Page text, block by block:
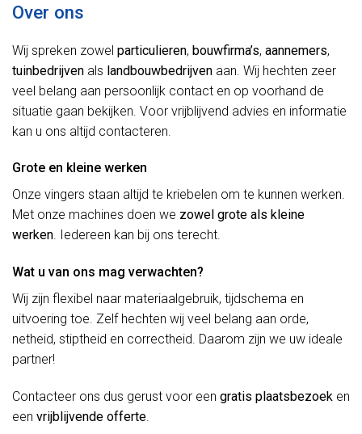
Over ons
Wij spreken zowel particulieren, bouwfirma’s, aannemers,
tuinbedrijven als landbouwbedrijven aan. Wij hechten zeer
veel belang aan persoonlijk contact en op voorhand de
situatie gaan bekijken. Voor vrijblijvend advies en informatie
kan u ons altijd contacteren.
Grote en kleine werken
Onze vingers staan altijd te kriebelen om te kunnen werken.
Met onze machines doen we zowel grote als kleine
werken. Iedereen kan bij ons terecht.
Wat u van ons mag verwachten?
Wij zijn flexibel naar materiaalgebruik, tijdschema en
uitvoering toe. Zelf hechten wij veel belang aan orde,
netheid, stiptheid en correctheid. Daarom zijn we uw ideale
partner!
Contacteer ons dus gerust voor een gratis plaatsbezoek en
een vrijblijvende offerte.